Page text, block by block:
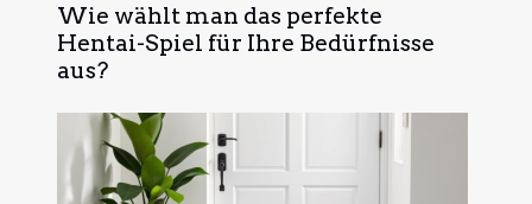
Wie wählt man das perfekte
Hentai-Spiel für Ihre Bedürfnisse
aus?